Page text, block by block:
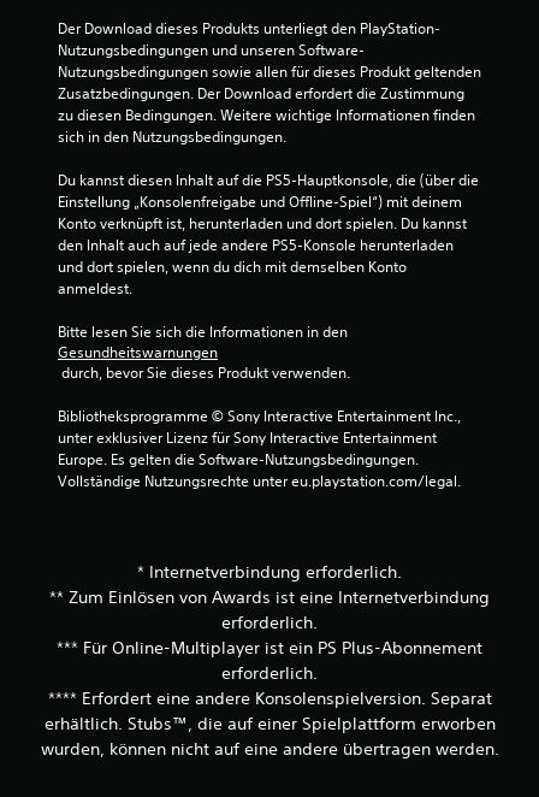
Der Download dieses Produkts unterliegt den PlayStation-
Nutzungsbedingungen und unseren Software-
Nutzungsbedingungen sowie allen für dieses Produkt geltenden
Zusatzbedingungen. Der Download erfordert die Zustimmung
zu diesen Bedingungen. Weitere wichtige Informationen finden
sich in den Nutzungsbedingungen.
Du kannst diesen Inhalt auf die PS5-Hauptkonsole, die (über die
Einstellung „Konsolenfreigabe und Offline-Spiel“) mit deinem
Konto verknüpft ist, herunterladen und dort spielen. Du kannst
den Inhalt auch auf jede andere PS5-Konsole herunterladen
und dort spielen, wenn du dich mit demselben Konto
anmeldest.
Bitte lesen Sie sich die Informationen in den
Gesundheitswarnungen
durch, bevor Sie dieses Produkt verwenden.
Bibliotheksprogramme © Sony Interactive Entertainment Inc.,
unter exklusiver Lizenz für Sony Interactive Entertainment
Europe. Es gelten die Software-Nutzungsbedingungen.
Vollständige Nutzungsrechte unter eu.playstation.com/legal.
* Internetverbindung erforderlich.
** Zum Einlösen von Awards ist eine Internetverbindung
erforderlich.
*** Für Online-Multiplayer ist ein PS Plus-Abonnement
erforderlich.
**** Erfordert eine andere Konsolenspielversion. Separat
erhältlich. Stubs™, die auf einer Spielplattform erworben
wurden, können nicht auf eine andere übertragen werden.